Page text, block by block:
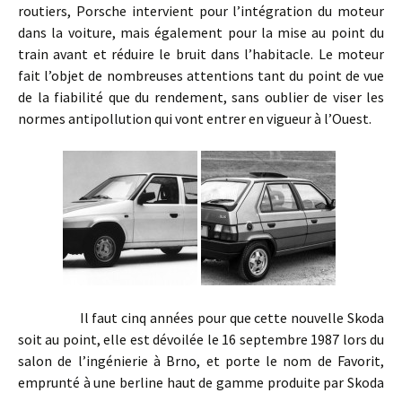
routiers, Porsche intervient pour l’intégration du moteur
dans la voiture, mais également pour la mise au point du
train avant et réduire le bruit dans l’habitacle. Le moteur
fait l’objet de nombreuses attentions tant du point de vue
de la fiabilité que du rendement, sans oublier de viser les
normes antipollution qui vont entrer en vigueur à l’Ouest.
Il faut cinq années pour que cette nouvelle Skoda
soit au point, elle est dévoilée le 16 septembre 1987 lors du
salon de l’ingénierie à Brno, et porte le nom de Favorit,
emprunté à une berline haut de gamme produite par Skoda